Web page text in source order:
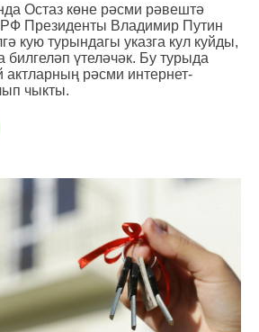
Остаз көне рәсми рәвештә
РФ Президенты Владимир Путин
кую турындагы указга кул куйды,
билгеләп үтеләчәк. Бу турыда
актларның рәсми интернет-
чыкты.